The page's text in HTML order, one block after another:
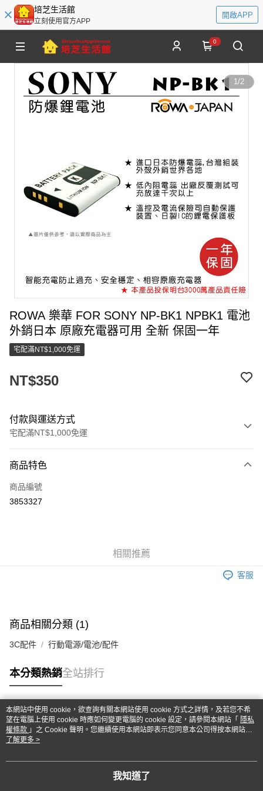
培芝生活館
立刻使用官方APP
開啟APP
0
1/2
ROWA 樂華 FOR SONY NP-BK1 NPBK1 電池
外銷日本 原廠充電器可用 全新 保固一年
宅配滿NT$1,000免運
NT$350
付款與運送方式
宅配滿NT$1,000免運
信用卡一次付款
LINE Pay
貨到付現給宅配司機 (大家電需貨到付款服務 請電洽0977103621)
每筆NT$150，滿NT$2,000(含以上)免運費
商品特色
商品編號
3853327
相關推薦
客服
商品相關分類 (1)
3C配件 行動電源/電池/配件
本分類熱銷全站排行
熱門標籤
本網站中使用 cookie，欲查詢有關本網站使用 cookie 方式之詳情，及若您不希
望在電腦上使用 cookie 時應如何變更電腦的 cookie 設定，請參閱本網站「 隱私
權條款 」之 Cookie 聲明。您繼續使用本網站即表示您同意本公司得按本網站使
用條款之 Cookie 聲明使用 cookie。
了解更多 >
我知道了